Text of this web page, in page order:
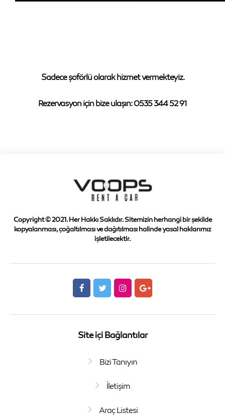
Sadece şoförlü olarak hizmet vermekteyiz.
Rezervasyon için bize ulaşın: 0535 344 52 91
Copyright © 2021. Her Hakkı Saklıdır. Sitemizin herhangi bir şekilde
kopyalanması, çoğaltılması ve dağıtılması halinde yasal haklarımız
işletilecektir.
Site içi Bağlantılar
Bizi Tanıyın
İletişim
Araç Listesi